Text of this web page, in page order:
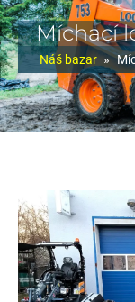
Míchací
Náš bazar »